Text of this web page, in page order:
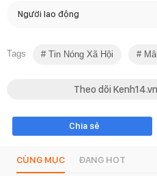
Người lao động
Tags Tin Nóng Xã Hội
Theo dõi
Chia sẻ
CÙNG MỤC ĐANG HOT